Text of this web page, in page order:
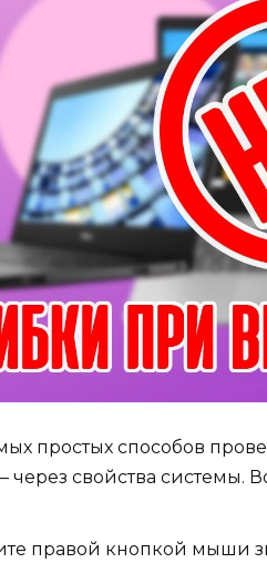
простых способов
свойства системы.
правой кнопкой мыши